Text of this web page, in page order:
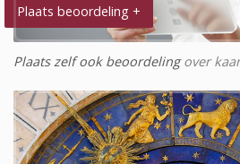
Plaats beoordeling +
Plaats zelf ook beoordelingover